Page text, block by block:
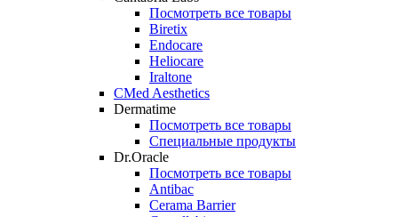
Посмотреть все товары
Biretix
Endocare
Heliocare
Iraltone
CMed Aesthetics
Dermatime
Посмотреть все товары
Специальные продукты
Dr.Oracle
Посмотреть все товары
Antibac
Cerama Barrier